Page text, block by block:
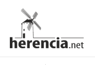
contenido